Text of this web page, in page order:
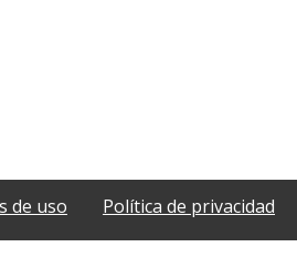
de uso Política de privacidad